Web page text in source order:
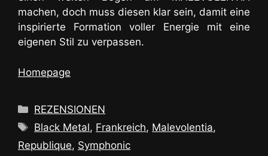
machen, doch muss diesen klar sein, damit eine
inspirierte Formation voller Energie mit eine
eigenen Stil zu verpassen.
Homepage
Kategorien
REZENSIONEN
Schlagwörter
Black Metal, Frankreich, Malevolentia,
Republique, Symphonic